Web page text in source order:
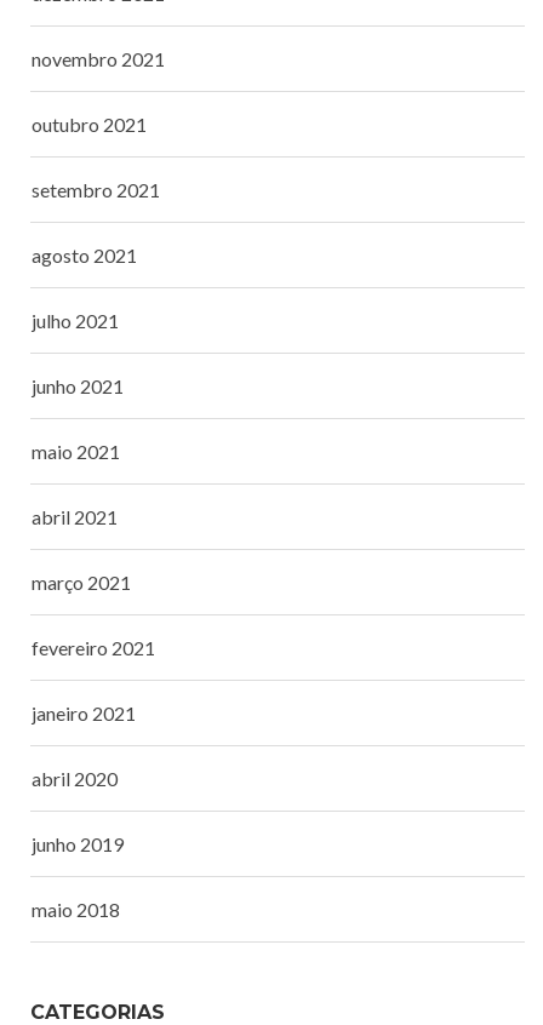
novembro 2021
outubro 2021
setembro 2021
agosto 2021
julho 2021
junho 2021
maio 2021
abril 2021
março 2021
fevereiro 2021
janeiro 2021
abril 2020
junho 2019
maio 2018
CATEGORIAS